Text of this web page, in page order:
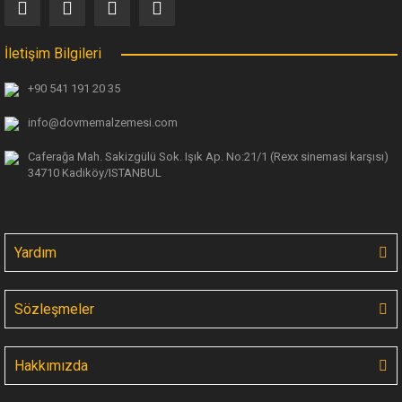
İletişim Bilgileri
+90 541 191 20 35
info@dovmemalzemesi.com
Caferağa Mah. Sakizgülü Sok. Işık Ap. No:21/1 (Rexx sinemasi karşısı)
34710 Kadiköy/ISTANBUL
Yardım
Sözleşmeler
Hakkımızda